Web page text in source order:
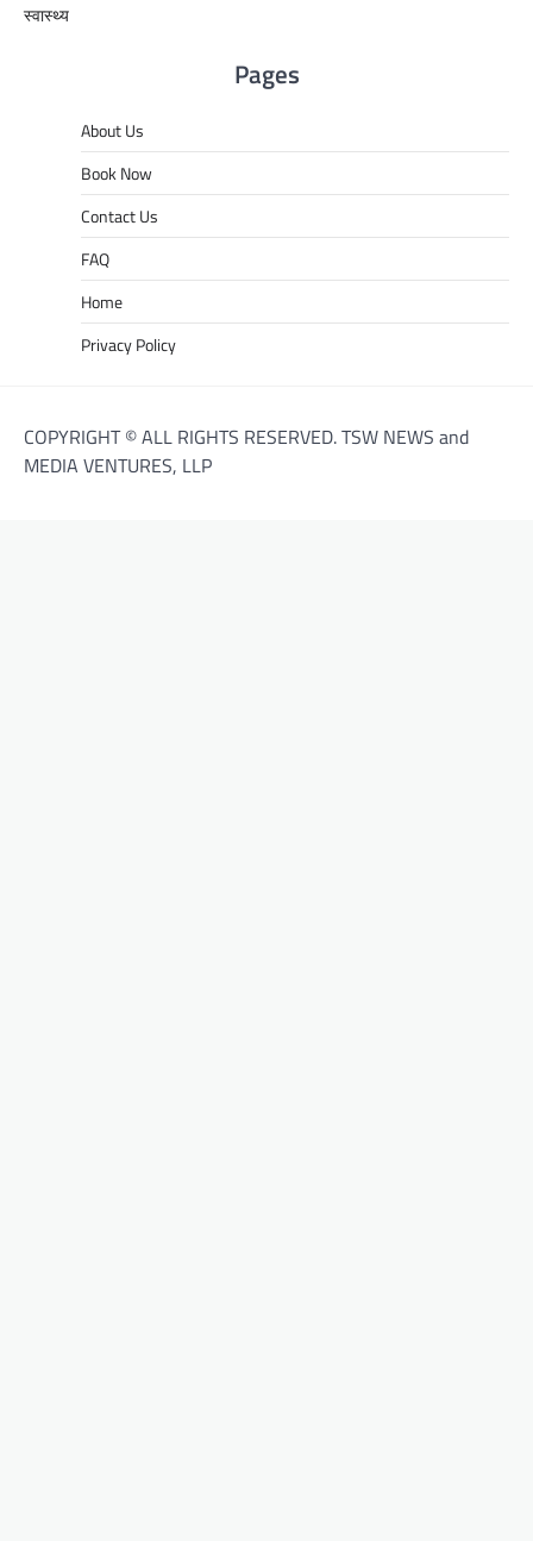
स्वास्थ्य
Pages
About Us
Book Now
Contact Us
FAQ
Home
Privacy Policy
COPYRIGHT © ALL RIGHTS RESERVED. TSW NEWS and
MEDIA VENTURES, LLP